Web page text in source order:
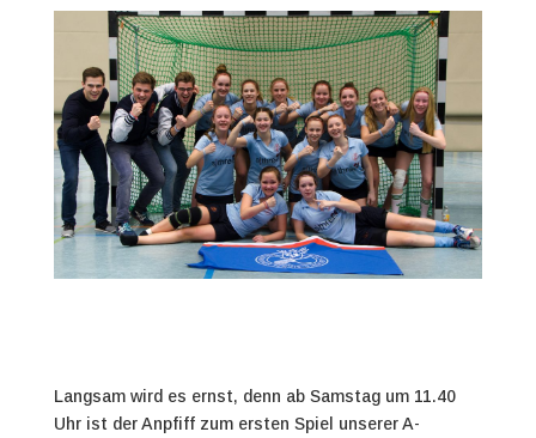
Langsam wird es ernst, denn ab Samstag um 11.40
Uhr ist der Anpfiff zum ersten Spiel unserer A-